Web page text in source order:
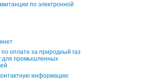
по электронной
по оплате за природный газ
для промышленных
информацию